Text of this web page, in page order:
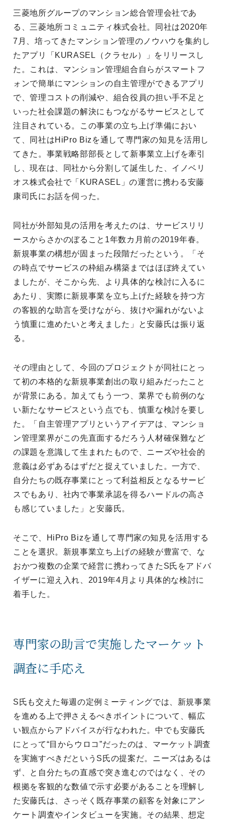
三菱地所グループのマンション総合管理会社であ
る、三菱地所コミュニティ株式会社。同社は2020年
7月、培ってきたマンション管理のノウハウを集約し
たアプリ「KURASEL（クラセル）」をリリースし
た。これは、マンション管理組合自らがスマートフ
ォンで簡単にマンションの自主管理ができるアプリ
で、管理コストの削減や、組合役員の担い手不足と
いった社会課題の解決にもつながるサービスとして
注目されている。この事業の立ち上げ準備におい
て、同社はHiPro Bizを通して専門家の知見を活用し
てきた。事業戦略部部長として新事業立上げを牽引
し、現在は、同社から分割して誕生した、イノベリ
オス株式会社で「KURASEL」の運営に携わる安藤
康司氏にお話を伺った。
同社が外部知見の活用を考えたのは、サービスリリ
ースからさかのぼること1年数カ月前の2019年春。
新規事業の構想が固まった段階だったという。「そ
の時点でサービスの枠組み構築まではほぼ終えてい
ましたが、そこから先、より具体的な検討に入るに
あたり、実際に新規事業を立ち上げた経験を持つ方
の客観的な助言を受けながら、抜けや漏れがないよ
う慎重に進めたいと考えました」と安藤氏は振り返
る。
その理由として、今回のプロジェクトが同社にとっ
て初の本格的な新規事業創出の取り組みだったこと
が背景にある。加えてもう一つ、業界でも前例のな
い新たなサービスという点でも、慎重な検討を要し
た。「自主管理アプリというアイデアは、マンショ
ン管理業界がこの先直面するだろう人材確保難など
の課題を意識して生まれたもので、ニーズや社会的
意義は必ずあるはずだと捉えていました。一方で、
自分たちの既存事業にとって利益相反となるサービ
スでもあり、社内で事業承認を得るハードルの高さ
も感じていました」と安藤氏。
そこで、HiPro Bizを通して専門家の知見を活用する
ことを選択。新規事業立ち上げの経験が豊富で、な
おかつ複数の企業で経営に携わってきたS氏をアドバ
イザーに迎え入れ、2019年4月より具体的な検討に
着手した。
専門家の助言で実施したマーケット
調査に手応え
S氏も交えた毎週の定例ミーティングでは、新規事業
を進める上で押さえるべきポイントについて、幅広
い観点からアドバイスが行なわれた。中でも安藤氏
にとって“目からウロコ”だったのは、マーケット調査
を実施すべきだというS氏の提案だ。ニーズはあるは
ず、と自分たちの直感で突き進むのではなく、その
根拠を客観的な数値で示す必要があることを理解し
た安藤氏は、さっそく既存事業の顧客を対象にアン
ケート調査やインタビューを実施。その結果、想定